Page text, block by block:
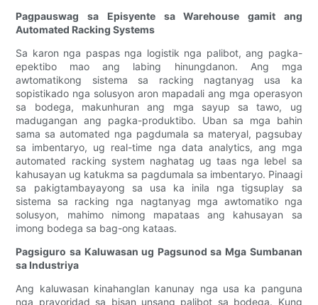
Pagpauswag sa Episyente sa Warehouse gamit ang
Automated Racking Systems
Sa karon nga paspas nga logistik nga palibot, ang pagka-
epektibo mao ang labing hinungdanon. Ang mga
awtomatikong sistema sa racking nagtanyag usa ka
sopistikado nga solusyon aron mapadali ang mga operasyon
sa bodega, makunhuran ang mga sayup sa tawo, ug
madugangan ang pagka-produktibo. Uban sa mga bahin
sama sa automated nga pagdumala sa materyal, pagsubay
sa imbentaryo, ug real-time nga data analytics, ang mga
automated racking system naghatag ug taas nga lebel sa
kahusayan ug katukma sa pagdumala sa imbentaryo. Pinaagi
sa pakigtambayayong sa usa ka inila nga tigsuplay sa
sistema sa racking nga nagtanyag mga awtomatiko nga
solusyon, mahimo nimong mapataas ang kahusayan sa
imong bodega sa bag-ong kataas.
Pagsiguro sa Kaluwasan ug Pagsunod sa Mga Sumbanan
sa Industriya
Ang kaluwasan kinahanglan kanunay nga usa ka panguna
nga prayoridad sa bisan unsang palibot sa bodega. Kung